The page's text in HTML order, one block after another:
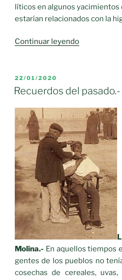
líticos en algunos yacimientos
estarían relacionados con la
Continuar leyendo«Oficios
PUBLICADO
EL
22/01/2020
Recuerdos del
Molina.- En aquellos tiempos
gentes de los pueblos no
cosechas de cereales,